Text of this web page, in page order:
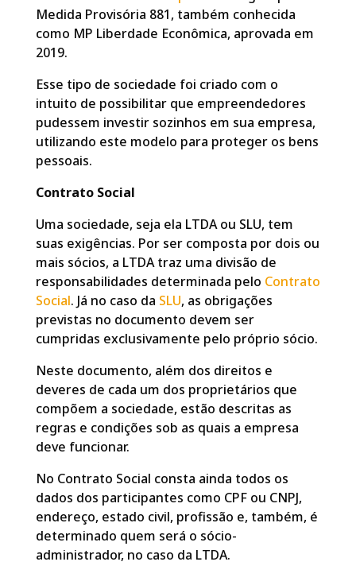
Medida Provisória 881, também conhecida
como MP Liberdade Econômica, aprovada em
2019.
Esse tipo de sociedade foi criado com o
intuito de possibilitar que empreendedores
pudessem investir sozinhos em sua empresa,
utilizando este modelo para proteger os bens
pessoais.
Contrato Social
Uma sociedade, seja ela LTDA ou SLU, tem
suas exigências. Por ser composta por dois ou
mais sócios, a LTDA traz uma divisão de
responsabilidades determinada pelo Contrato
Social. Já no caso da SLU, as obrigações
previstas no documento devem ser
cumpridas exclusivamente pelo próprio sócio.
Neste documento, além dos direitos e
deveres de cada um dos proprietários que
compõem a sociedade, estão descritas as
regras e condições sob as quais a empresa
deve funcionar.
No Contrato Social consta ainda todos os
dados dos participantes como CPF ou CNPJ,
endereço, estado civil, profissão e, também, é
determinado quem será o sócio-
administrador, no caso da LTDA.